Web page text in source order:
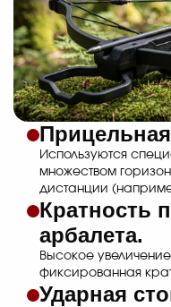
Прицельная
Используются
множеством
дистанции
Кратность
арбалета.
Высокое
фиксированная
Ударная